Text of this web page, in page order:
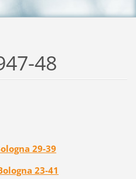
48
29-39
23-41